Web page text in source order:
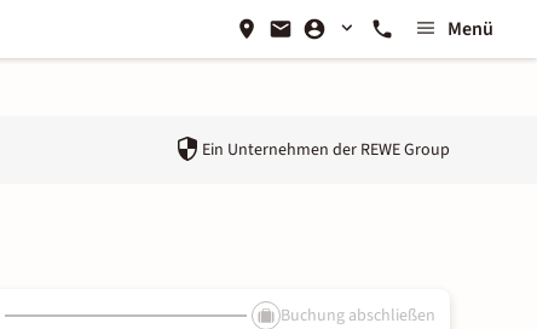
Menü
Ein Unternehmen der REWE Group
Buchung abschließen